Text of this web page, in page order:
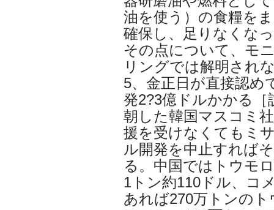
油を使う）の食糧を
確保し、足りなくな
その点について、モ
リングでは解明され
5、金正日が直接認め
発2?3億ドルかかる［
朝した韓国マスコミ
援を受けなくてもミ
ル開発を中止すれば
る。中国ではトウモ
1トン約110ドル、コ
あれば270万トンのト